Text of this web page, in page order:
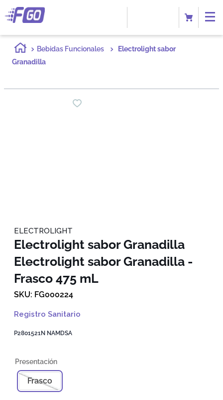
Bebidas Funcionales
Electrolight sabor
Granadilla
ELECTROLIGHT
Electrolight sabor Granadilla
Electrolight sabor Granadilla -
Frasco 475 mL
FG000224
Registro Sanitario
P2801521N NAMDSA
Frasco